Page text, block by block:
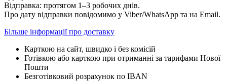
Відправка: протягом 1–3 робочих днів.
Про дату відправки повідомимо у Viber/WhatsApp та на Email.
Більше інформації про доставку
Карткою на сайт, швидко і без комісій
Готівкою або карткою при отриманні за тарифами Нової
Пошти
Безготівковий розрахунок по IBAN